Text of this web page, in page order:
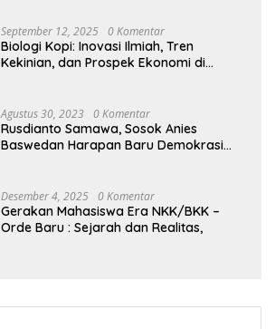
September 12, 2025 0 Komentar
Biologi Kopi: Inovasi Ilmiah, Tren
Kekinian, dan Prospek Ekonomi di
Agustus 30, 2023 0 Komentar
Rusdianto Samawa, Sosok Anies
Baswedan Harapan Baru Demokrasi
Desember 4, 2025 0 Komentar
Gerakan Mahasiswa Era NKK/BKK –
Orde Baru : Sejarah dan Realitas,